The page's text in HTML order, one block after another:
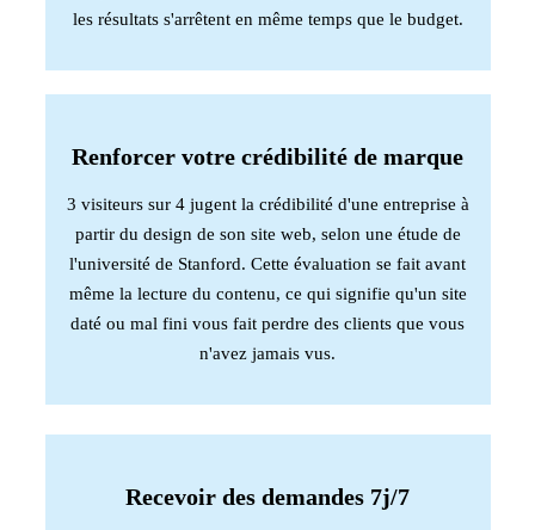
les résultats s'arrêtent en même temps que le budget.
Renforcer votre crédibilité de marque
3 visiteurs sur 4 jugent la crédibilité d'une entreprise à
partir du design de son site web, selon une étude de
l'université de Stanford. Cette évaluation se fait avant
même la lecture du contenu, ce qui signifie qu'un site
daté ou mal fini vous fait perdre des clients que vous
n'avez jamais vus.
Recevoir des demandes 7j/7